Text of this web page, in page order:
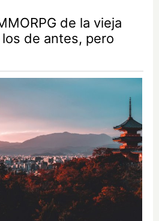
de la vieja
los de antes, pero